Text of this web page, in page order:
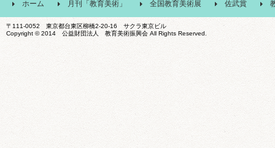
ホーム 月刊「教育美術」 全国教育美術展 佐武賞
〒111-0052 東京都台東区柳橋2-20-16 サクラ東京ビル
Copyright © 2014 公益財団法人 教育美術振興会 All Rights Reserved.